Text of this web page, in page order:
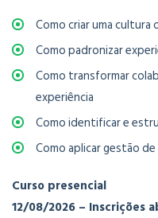
Como criar uma
Como padronizar
Como transformar
experiência
Como identificar e
Como aplicar gestão
Curso presencial
12/08/2026 – Inscrições